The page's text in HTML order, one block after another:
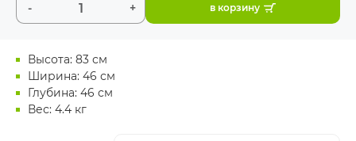
Высота: 83 см
Ширина: 46 см
Глубина: 46 см
Вес: 4.4 кг
- + в корзину